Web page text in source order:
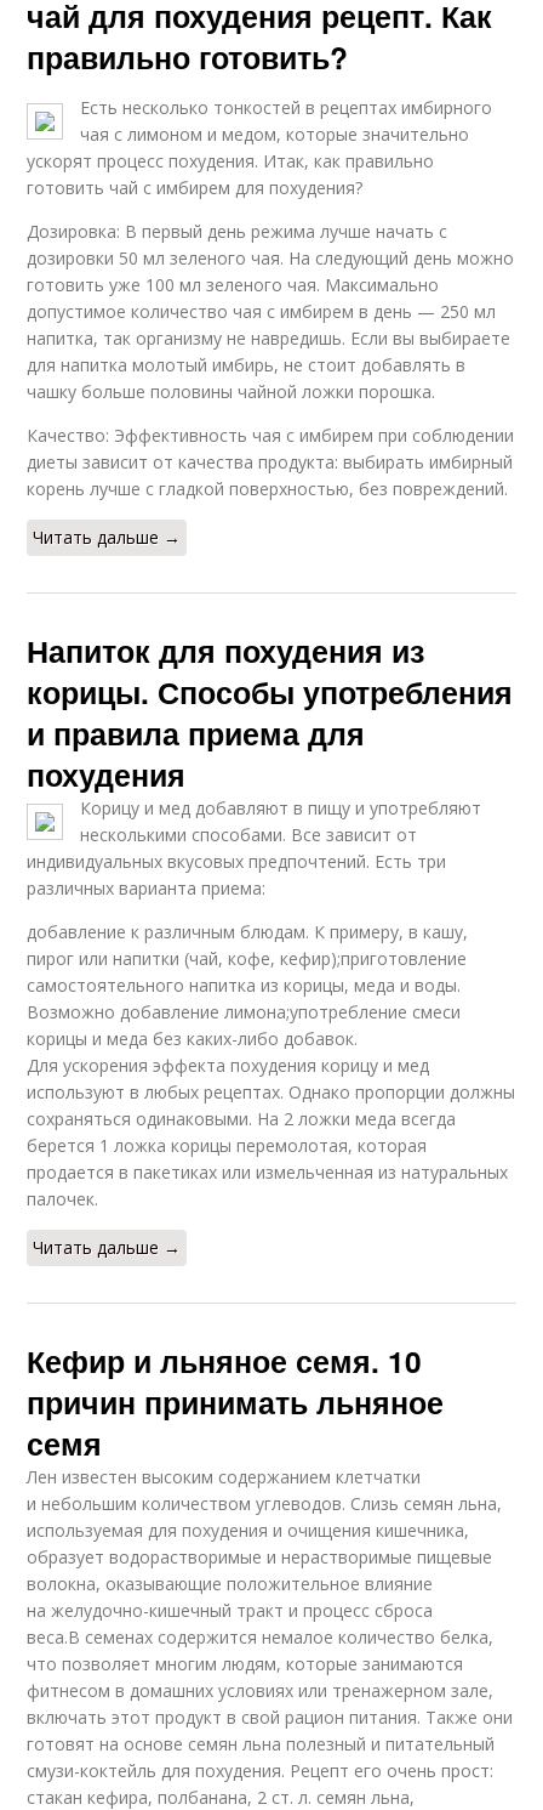
чай для похудения рецепт. Как
правильно готовить?
Есть несколько тонкостей в рецептах имбирного
чая с лимоном и медом, которые значительно
ускорят процесс похудения. Итак, как правильно
готовить чай с имбирем для похудения?
Дозировка: В первый день режима лучше начать с
дозировки 50 мл зеленого чая. На следующий день можно
готовить уже 100 мл зеленого чая. Максимально
допустимое количество чая с имбирем в день — 250 мл
напитка, так организму не навредишь. Если вы выбираете
для напитка молотый имбирь, не стоит добавлять в
чашку больше половины чайной ложки порошка.
Качество: Эффективность чая с имбирем при соблюдении
диеты зависит от качества продукта: выбирать имбирный
корень лучше с гладкой поверхностью, без повреждений.
Читать дальше →
Напиток для похудения из
корицы. Способы употребления
и правила приема для
похудения
Корицу и мед добавляют в пищу и употребляют
несколькими способами. Все зависит от
индивидуальных вкусовых предпочтений. Есть три
различных варианта приема:
добавление к различным блюдам. К примеру, в кашу,
пирог или напитки (чай, кофе, кефир);приготовление
самостоятельного напитка из корицы, меда и воды.
Возможно добавление лимона;употребление смеси
корицы и меда без каких-либо добавок.
Для ускорения эффекта похудения корицу и мед
используют в любых рецептах. Однако пропорции должны
сохраняться одинаковыми. На 2 ложки меда всегда
берется 1 ложка корицы перемолотая, которая
продается в пакетиках или измельченная из натуральных
палочек.
Читать дальше →
Кефир и льняное семя. 10
причин принимать льняное
семя
Лен известен высоким содержанием клетчатки
и небольшим количеством углеводов. Слизь семян льна,
используемая для похудения и очищения кишечника,
образует водорастворимые и нерастворимые пищевые
волокна, оказывающие положительное влияние
на желудочно-кишечный тракт и процесс сброса
веса.В семенах содержится немалое количество белка,
что позволяет многим людям, которые занимаются
фитнесом в домашних условиях или тренажерном зале,
включать этот продукт в свой рацион питания. Также они
готовят на основе семян льна полезный и питательный
смузи-коктейль для похудения. Рецепт его очень прост:
стакан кефира, полбанана, 2 ст. л. семян льна,